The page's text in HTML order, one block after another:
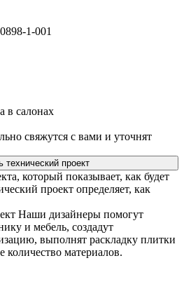
1-001
в салонах
свяжутся с вами и уточнят
технический проект
который показывает, как будет
проект определяет, как
Наши дизайнеры помогут
и мебель, создадут
выполнят раскладку плитки
количество материалов.